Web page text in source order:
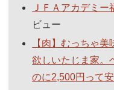
ＪＦＡアカデミ
ビュー
【肉】むっちゃ
欲しいたじま家
のに2,500円って安